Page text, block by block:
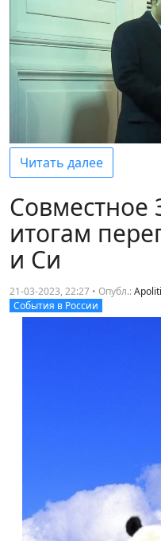
Читать далее
Совместное
итогам
и Си
21-03-2023, 22:27 • Опубл.:
События в России